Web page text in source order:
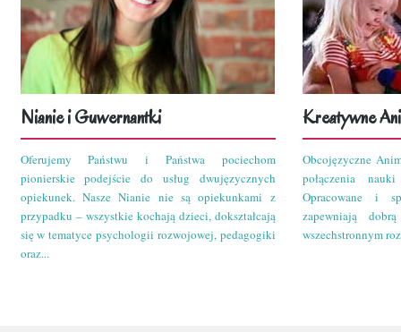
Nianie i Guwernantki
Oferujemy Państwu i Państwa pociechom
pionierskie podejście do usług dwujęzycznych
opiekunek. Nasze Nianie nie są opiekunkami z
przypadku – wszystkie kochają dzieci, dokształcają
się w tematyce psychologii rozwojowej, pedagogiki
oraz...
Kreatywne
Obcojęzyczne
połączenia
Opracowane i
zapewniają
wszechstronnym